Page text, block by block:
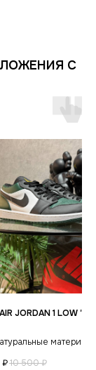
С
JORDAN 1 LOW
₽10 500₽